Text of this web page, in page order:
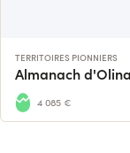
TERRITOIRES PIONNIERS
4 085 €